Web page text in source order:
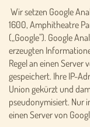
Wir setzen Google
1600, Amphitheatre
(„Google"). Google
erzeugten
Regel an einen Server
gespeichert. Ihre IP-
Union gekürzt und
pseudonymisiert. Nur
einen Server von